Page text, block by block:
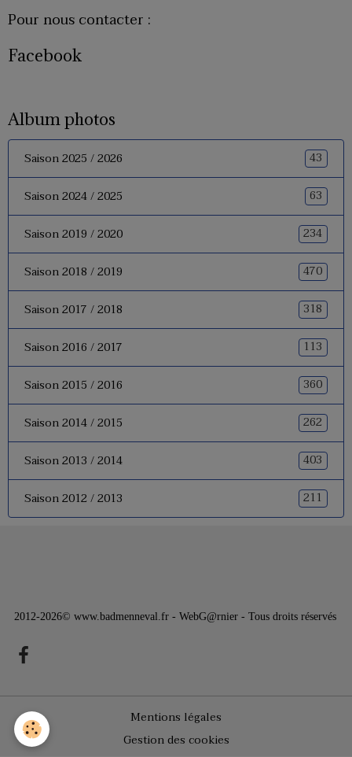
Pour nous contacter :
Facebook
Album photos
Saison 2025 / 2026 43
Saison 2024 / 2025 63
Saison 2019 / 2020 234
Saison 2018 / 2019 470
Saison 2017 / 2018 318
Saison 2016 / 2017 113
Saison 2015 / 2016 360
Saison 2014 / 2015 262
Saison 2013 / 2014 403
Saison 2012 / 2013 211
2012-2026© www.badmenneval.fr - WebG@rnier - Tous droits réservés
Mentions légales
Gestion des cookies